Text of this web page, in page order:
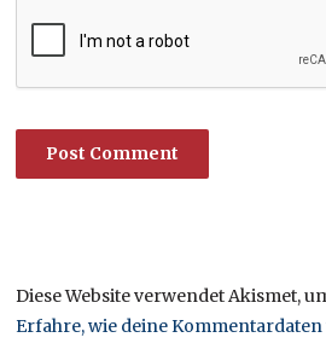
Diese Website verwendet Akismet,
Erfahre, wie deine